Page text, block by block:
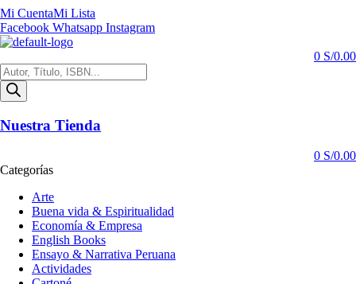
Mi CuentaMi Lista
Facebook Whatsapp Instagram
0 S/0.00
Búsqueda
de
productos
Nuestra Tienda
0 S/0.00
Categorías
Arte
Buena vida & Espiritualidad
Economía & Empresa
English Books
Ensayo & Narrativa Peruana
Actividades